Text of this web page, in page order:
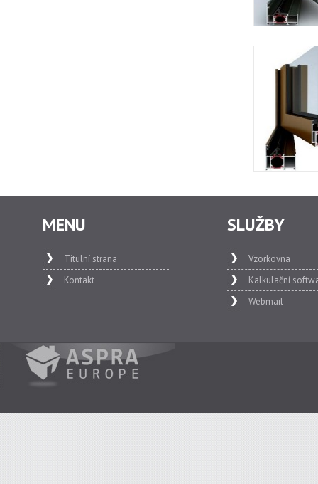
MENU
Titulní strana
Kontakt
SLUŽBY
Vzorkovna
Kalkulační
Webmail